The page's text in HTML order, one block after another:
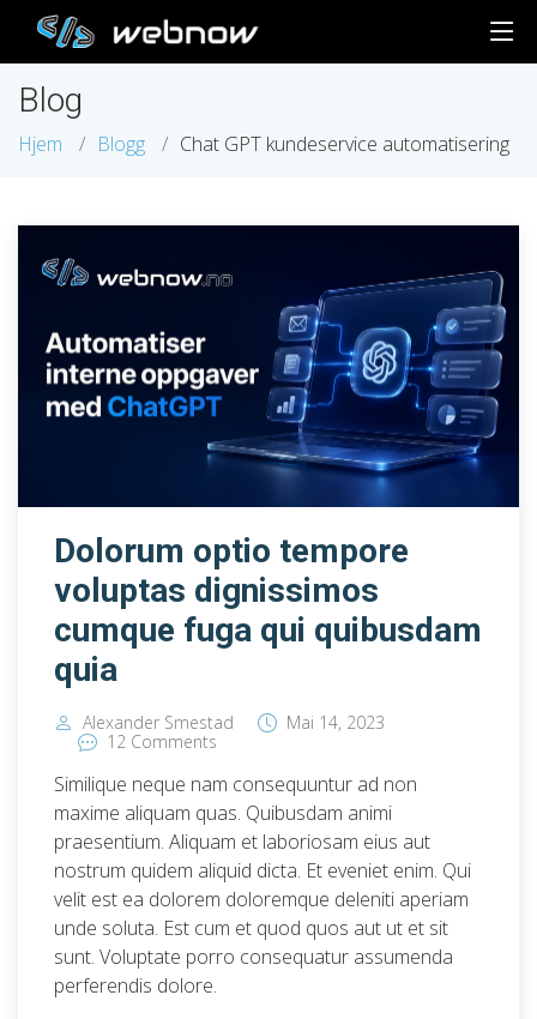
Blog
Hjem Blogg Chat GPT kundeservice automatisering
Dolorum optio tempore
voluptas dignissimos
cumque fuga qui quibusdam
quia
Alexander Smestad
Mai 14, 2023
12 Comments
Similique neque nam consequuntur ad non
maxime aliquam quas. Quibusdam animi
praesentium. Aliquam et laboriosam eius aut
nostrum quidem aliquid dicta. Et eveniet enim. Qui
velit est ea dolorem doloremque deleniti aperiam
unde soluta. Est cum et quod quos aut ut et sit
sunt. Voluptate porro consequatur assumenda
perferendis dolore.